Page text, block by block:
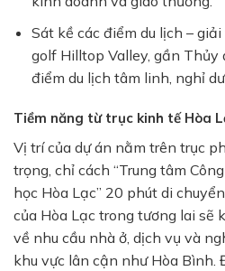
Sát kề các điểm du lịch –
golf Hilltop Valley, gần Thủy
điểm du lịch tâm linh, nghỉ
Tiềm năng từ trục kinh tế Hòa
Vị trí của dự án nằm trên trục
trọng, chỉ cách “Trung tâm
học Hòa Lạc” 20 phút di
của Hòa Lạc trong tương lai sẽ
về nhu cầu nhà ở, dịch vụ và
khu vực lân cận như Hòa Bình.